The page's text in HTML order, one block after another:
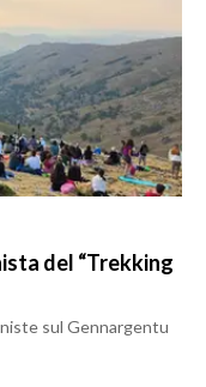
del “Trekking
sul Gennargentu